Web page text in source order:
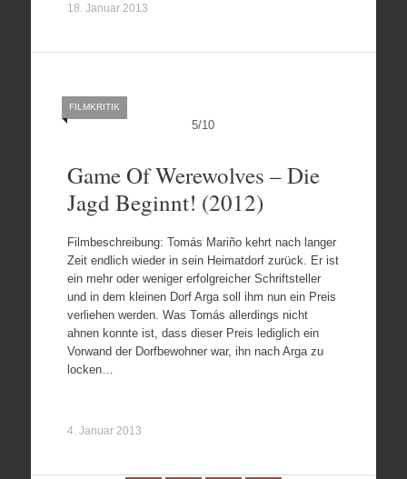
18. Januar 2013
5/10
FILMKRITIK
Game Of Werewolves – Die
Jagd Beginnt! (2012)
Filmbeschreibung: Tomás Mariño kehrt nach langer
Zeit endlich wieder in sein Heimatdorf zurück. Er ist
ein mehr oder weniger erfolgreicher Schriftsteller
und in dem kleinen Dorf Arga soll ihm nun ein Preis
verliehen werden. Was Tomás allerdings nicht
ahnen konnte ist, dass dieser Preis lediglich ein
Vorwand der Dorfbewohner war, ihn nach Arga zu
locken…
4. Januar 2013